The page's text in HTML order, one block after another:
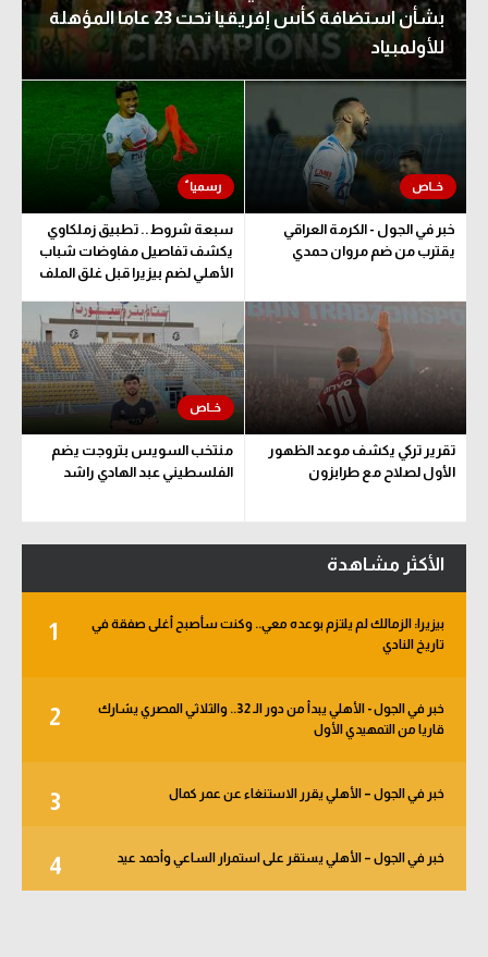
بشأن استضافة كأس إفريقيا تحت 23 عاما المؤهلة
للأولمبياد
خبر في الجول - الكرمة العراقي
يقترب من ضم مروان حمدي
سبعة شروط.. تطبيق زملكاوي
يكشف تفاصيل مفاوضات شباب
الأهلي لضم بيزيرا قبل غلق الملف
تقرير تركي يكشف موعد الظهور
الأول لصلاح مع طرابزون
منتخب السويس بتروجت يضم
الفلسطيني عبد الهادي راشد
الأكثر مشاهدة
1
بيزيرا: الزمالك لم يلتزم بوعده معي.. وكنت سأصبح أغلى صفقة في
تاريخ النادي
2
خبر في الجول - الأهلي يبدأ من دور الـ 32.. والثلاثي المصري يشارك
قاريا من التمهيدي الأول
3 خبر في الجول – الأهلي يقرر الاستنغاء عن عمر كمال
4 خبر في الجول – الأهلي يستقر على استمرار الساعي وأحمد عيد